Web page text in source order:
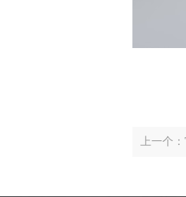
上一个：